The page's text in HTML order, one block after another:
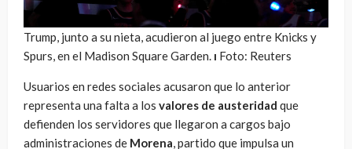
Trump, junto a su nieta, acudieron al juego entre Knicks y
Spurs, en el Madison Square Garden. ı Foto: Reuters
Usuarios en redes sociales acusaron que lo anterior
representa una falta a los valores de austeridad que
defienden los servidores que llegaron a cargos bajo
administraciones de Morena, partido que impulsa un